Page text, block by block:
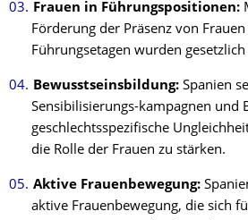
Frauen in Führungspositionen:
Förderung der Präsenz von
Führungsetagen wurden
Bewusstseinsbildung: Spanien
Sensibilisierungs-kampagnen und
geschlechtsspezifische
die Rolle der Frauen zu stärken.
Aktive Frauenbewegung:
aktive Frauenbewegung, die sich